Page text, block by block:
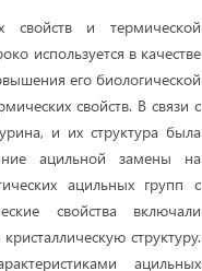
свойств и термической
используется в качестве
его биологической
свойств. В связи с
и их структура была
ацильной замены на
ацильных групп с
свойства включали
структуру.
ацильных